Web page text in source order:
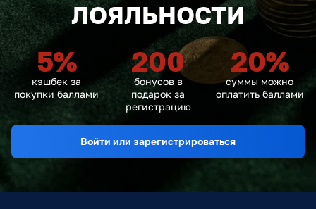
ЛОЯЛЬНОСТИ
5%
кэшбек за
покупки баллами
200
бонусов в
подарок за
регистрацию
20%
суммы можно
оплатить баллами
Войти или зарегистрироваться